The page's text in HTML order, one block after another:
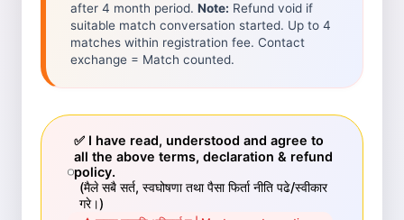
after 4 month period. Note: Refund void if
suitable match conversation started. Up to 4
matches within registration fee. Contact
exchange = Match counted.
✅ I have read, understood and agree to
all the above terms, declaration & refund
policy.
(मैले सबै सर्त, स्वघोषणा तथा पैसा फिर्ता नीति पढे/स्वीकार
गरे।)